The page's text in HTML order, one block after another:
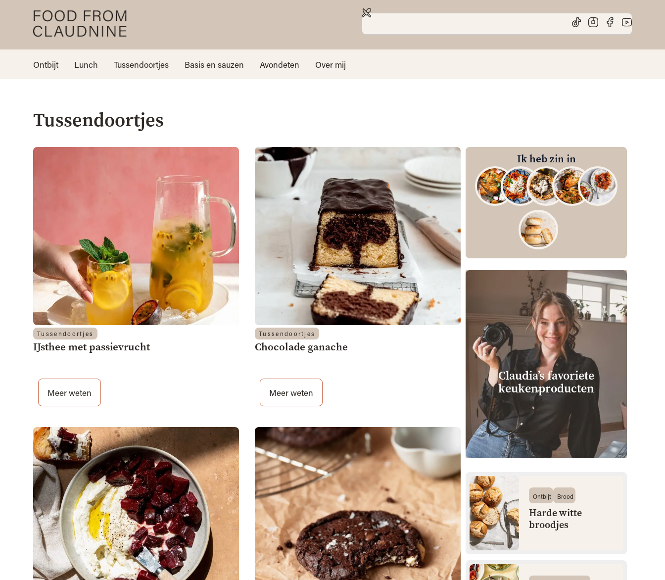
Ontbijt Lunch Tussendoortjes Basis en sauzen Avondeten Over mij
Tussendoortjes
Tussendoortjes
IJsthee met passievrucht
Meer weten
Tussendoortjes
Chocolade ganache
Meer weten
Ik heb zin in
Claudia’s favoriete
keuken­producten
Ontbijt Brood
Harde witte
broodjes